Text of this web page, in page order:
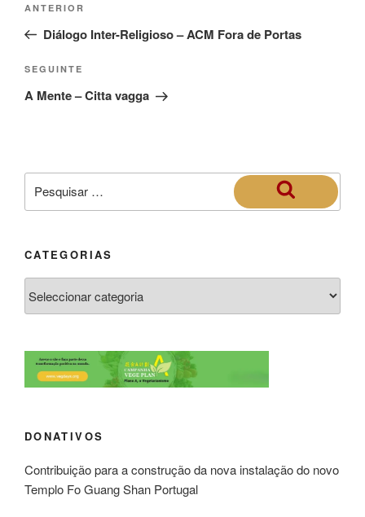
ANTERIOR
Diálogo Inter-Religioso – ACM Fora de Portas
SEGUINTE
A Mente – Citta vagga
CATEGORIAS
DONATIVOS
Contribuição para a construção da nova instalação do novo
Templo Fo Guang Shan Portugal